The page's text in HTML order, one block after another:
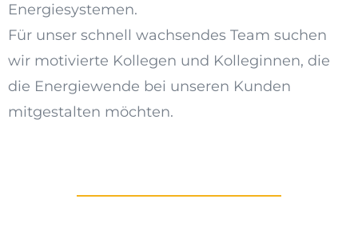
Energiesystemen.
Für unser schnell wachsendes Team suchen
wir motivierte Kollegen und Kolleginnen, die
die Energiewende bei unseren Kunden
mitgestalten möchten.